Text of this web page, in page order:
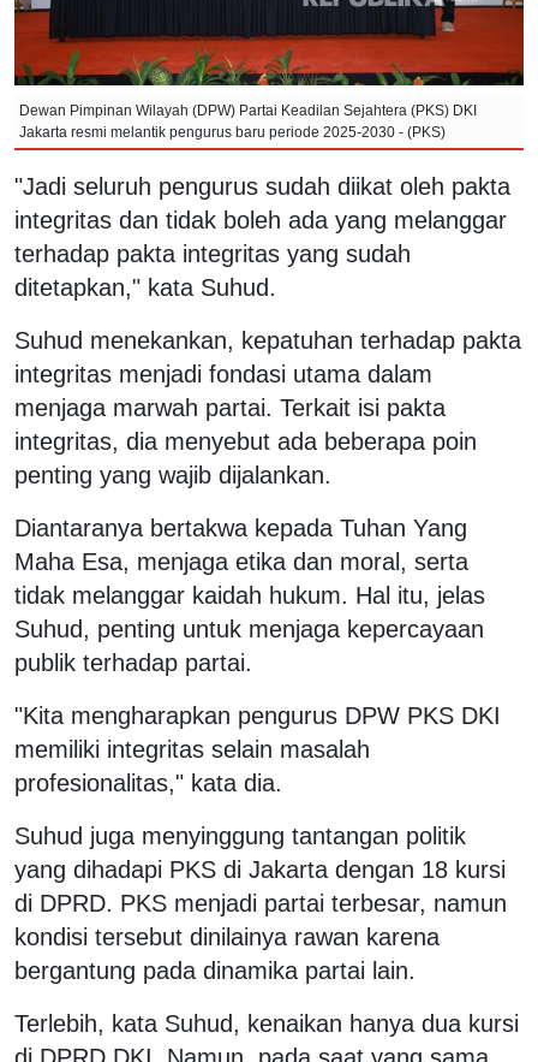
Dewan Pimpinan Wilayah (DPW) Partai Keadilan Sejahtera (PKS) DKI
Jakarta resmi melantik pengurus baru periode 2025-2030 - (PKS)
"Jadi seluruh pengurus sudah diikat oleh pakta
integritas dan tidak boleh ada yang melanggar
terhadap pakta integritas yang sudah
ditetapkan," kata Suhud.
Suhud menekankan, kepatuhan terhadap pakta
integritas menjadi fondasi utama dalam
menjaga marwah partai. Terkait isi pakta
integritas, dia menyebut ada beberapa poin
penting yang wajib dijalankan.
Diantaranya bertakwa kepada Tuhan Yang
Maha Esa, menjaga etika dan moral, serta
tidak melanggar kaidah hukum. Hal itu, jelas
Suhud, penting untuk menjaga kepercayaan
publik terhadap partai.
"Kita mengharapkan pengurus DPW PKS DKI
memiliki integritas selain masalah
profesionalitas," kata dia.
Suhud juga menyinggung tantangan politik
yang dihadapi PKS di Jakarta dengan 18 kursi
di DPRD. PKS menjadi partai terbesar, namun
kondisi tersebut dinilainya rawan karena
bergantung pada dinamika partai lain.
Terlebih, kata Suhud, kenaikan hanya dua kursi